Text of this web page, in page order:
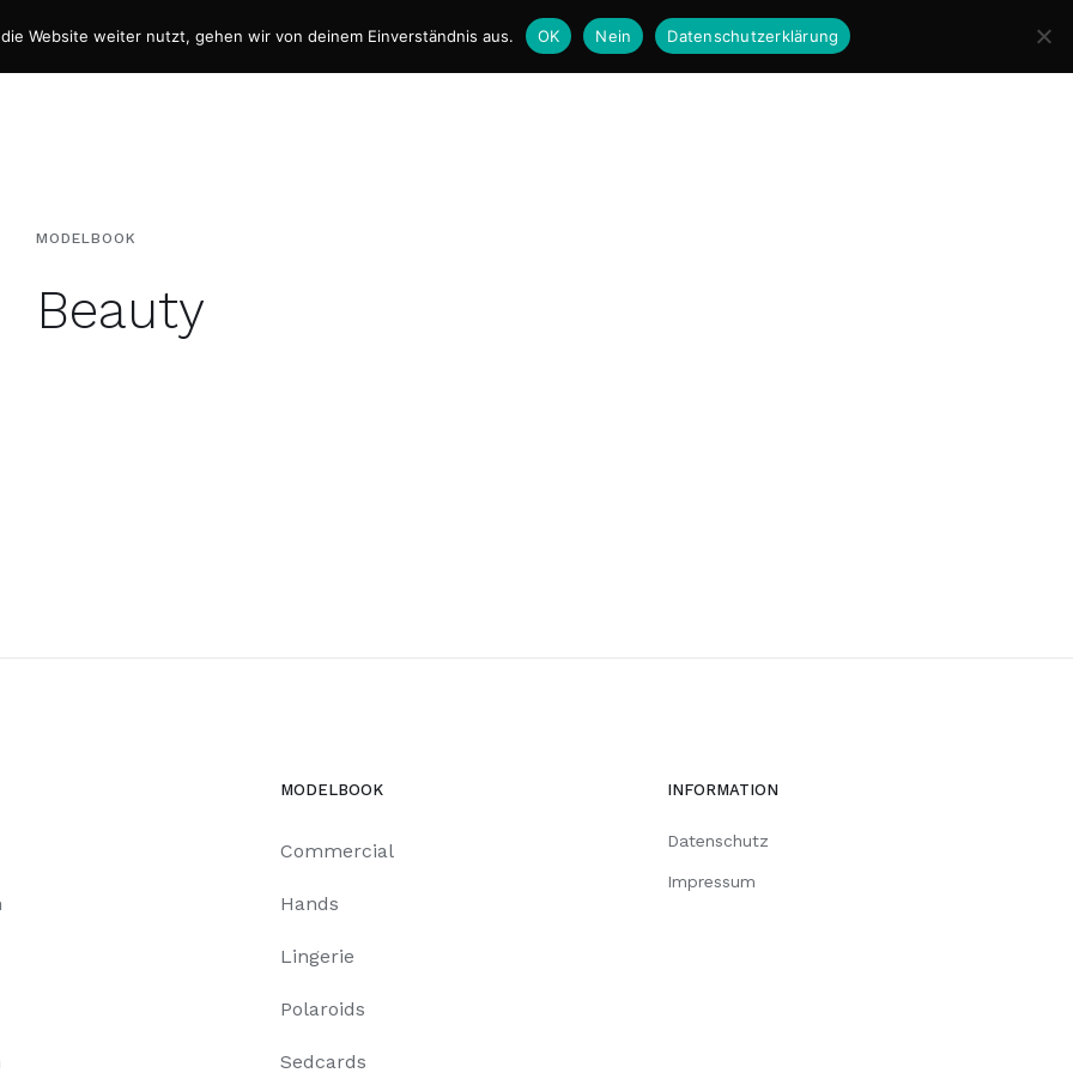
Modelbook Schauspiel Moderation
MODELBOOK
Beauty
MODELBOOK
Commercial
Hands
Lingerie
Polaroids
Sedcards
INFORMATION
Datenschutz
Impressum
Website weiter nutzt, gehen wir von deinem Einverständnis aus. OK Nein Datenschutzerklärung